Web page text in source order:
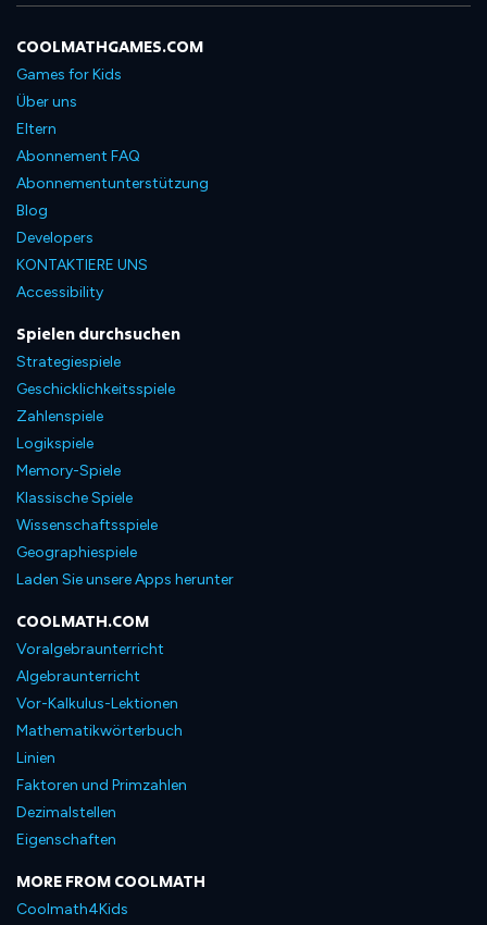
COOLMATHGAMES.COM
Games for Kids
Über uns
Eltern
Abonnement FAQ
Abonnementunterstützung
Blog
Developers
KONTAKTIERE UNS
Accessibility
Spielen durchsuchen
Strategiespiele
Geschicklichkeitsspiele
Zahlenspiele
Logikspiele
Memory-Spiele
Klassische Spiele
Wissenschaftsspiele
Geographiespiele
Laden Sie unsere Apps herunter
COOLMATH.COM
Voralgebraunterricht
Algebraunterricht
Vor-Kalkulus-Lektionen
Mathematikwörterbuch
Linien
Faktoren und Primzahlen
Dezimalstellen
Eigenschaften
MORE FROM COOLMATH
Coolmath4Kids